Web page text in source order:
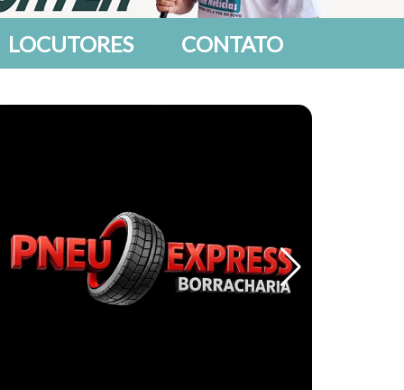
LOCUTORES CONTATO